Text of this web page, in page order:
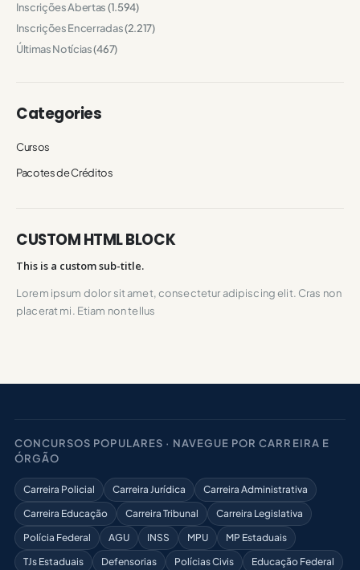
Inscrições Abertas(1.594)
Inscrições Encerradas(2.217)
Últimas Notícias(467)
Categories
Cursos
Pacotes de Créditos
CUSTOM HTML BLOCK
This is a custom sub-title.
Lorem ipsum dolor sit amet, consectetur adipiscing elit. Cras non
placerat mi. Etiam non tellus
CONCURSOS POPULARES · NAVEGUE POR CARREIRA E
ÓRGÃO
Carreira Policial Carreira Jurídica
Carreira Administrativa
Carreira Educação
Carreira Tribunal
Carreira Legislativa
Polícia Federal
AGU INSS MPU
MP Estaduais
TJs Estaduais
Defensorias Polícias Civis
Educação Federal